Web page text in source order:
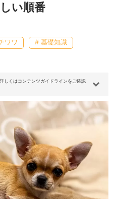
い順番
ワワ # 基礎知識
しくはコンテンツガイドラインをご確認